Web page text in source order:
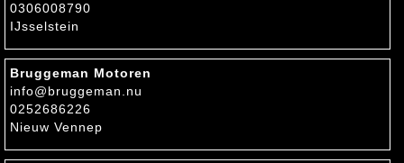
0306008790
IJsselstein
Bruggeman Motoren
info@bruggeman.nu
0252686226
Nieuw Vennep